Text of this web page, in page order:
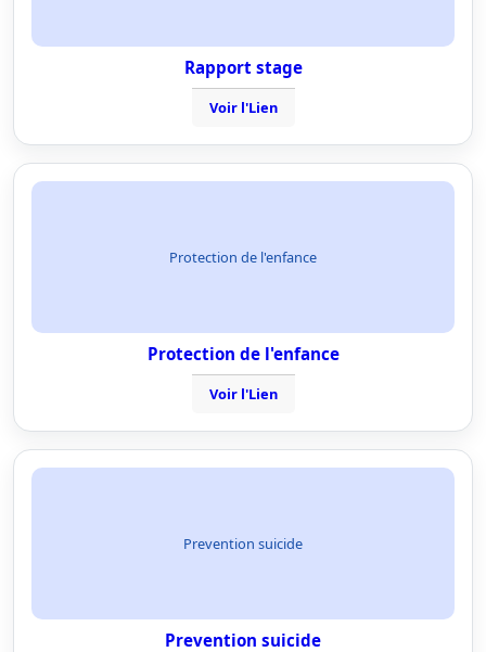
Rapport stage
Voir l'Lien
Protection de l'enfance
Protection de l'enfance
Voir l'Lien
Prevention suicide
Prevention suicide